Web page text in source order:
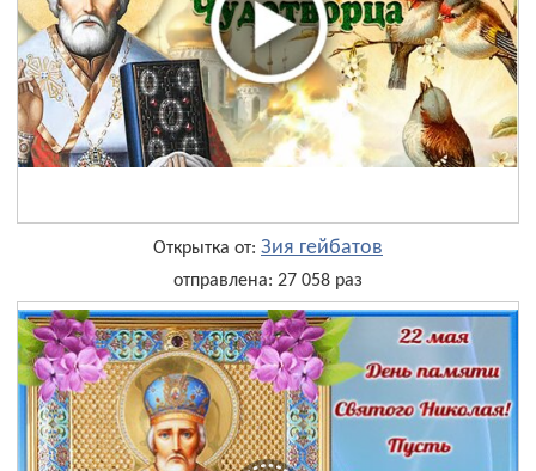
Открытка от: Зия гейбатов
отправлена: 27 058 раз